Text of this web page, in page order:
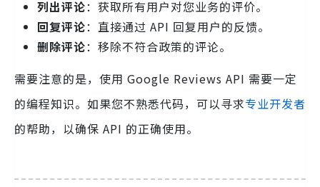
列出评论：获取所有用户对您业务的评价。
回复评论：直接通过 API 回复用户的反馈。
删除评论：移除不符合政策的评论。
需要注意的是，使用 Google Reviews API 需要一定
的编程知识。如果您不熟悉代码，可以寻求专业开发者
的帮助，以确保 API 的正确使用。